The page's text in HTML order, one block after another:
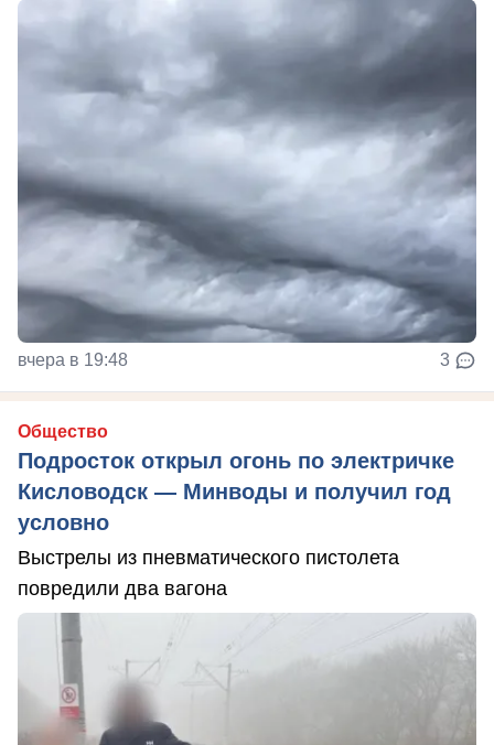
вчера в 19:48 3
Общество
Подросток открыл огонь по электричке
Кисловодск — Минводы и получил год
условно
Выстрелы из пневматического пистолета
повредили два вагона